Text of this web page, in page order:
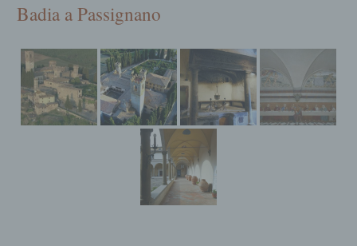
Badia a Passignano
I dati personali sono qualsiasi informazione
identificabile, di seguito denominata
"persona interessata".
b) Persona interessata
Persona interessata è qualsiasi persona
fisica identificata o identificabile i cui dati
personali sono trattati dal titolare del